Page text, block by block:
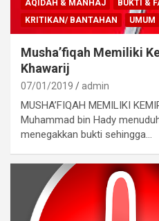
AQIDAH & MANHAJ BUKTI &
KRITIKAN/ BANTAHAN
UMUM
Musha’fiqah Memiliki
Khawarij
07/01/2019 admin
MUSHA’FIQAH MEMILIKI
Muhammad bin Hady
menegakkan bukti sehingga…